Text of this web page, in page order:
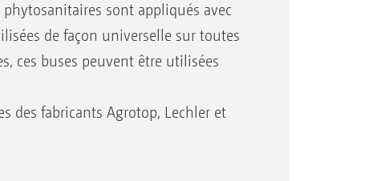
sont appliqués avec
de façon universelle sur toutes
ces buses peuvent être utilisées
des fabricants Agrotop, Lechler et